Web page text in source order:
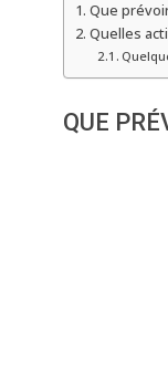
Que
Quelles
QUE